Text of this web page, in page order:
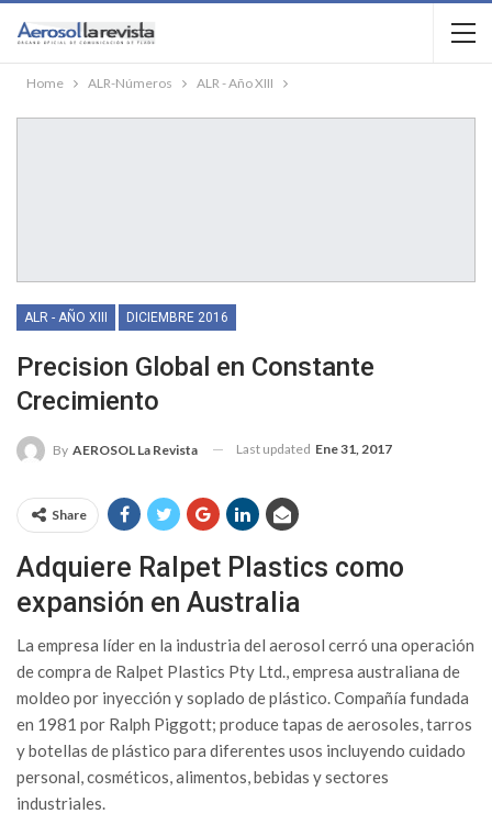
Home ALR-Números ALR - Año XIII
ALR - AÑO XIII DICIEMBRE 2016
Precision Global en Constante
Crecimiento
By AEROSOL La Revista Last updated Ene 31, 2017
Share
Adquiere Ralpet Plastics como
expansión en Australia
La empresa líder en la industria del aerosol cerró una operación
de compra de Ralpet Plastics Pty Ltd., empresa australiana de
moldeo por inyección y soplado de plástico. Compañía fundada
en 1981 por Ralph Piggott; produce tapas de aerosoles, tarros
y botellas de plástico para diferentes usos incluyendo cuidado
personal, cosméticos, alimentos, bebidas y sectores
industriales.